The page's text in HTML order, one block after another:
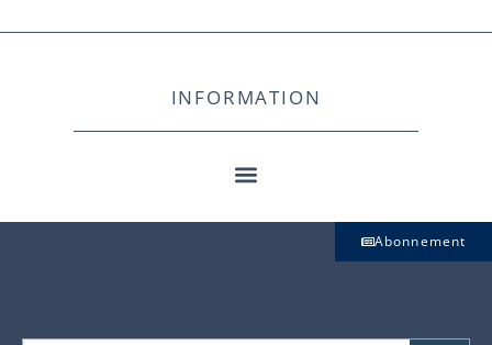
INFORMATION
Abonnement